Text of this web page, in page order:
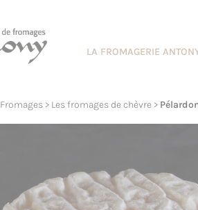
LA FROMAGERIE
Fromages > Les fromages de chèvre >